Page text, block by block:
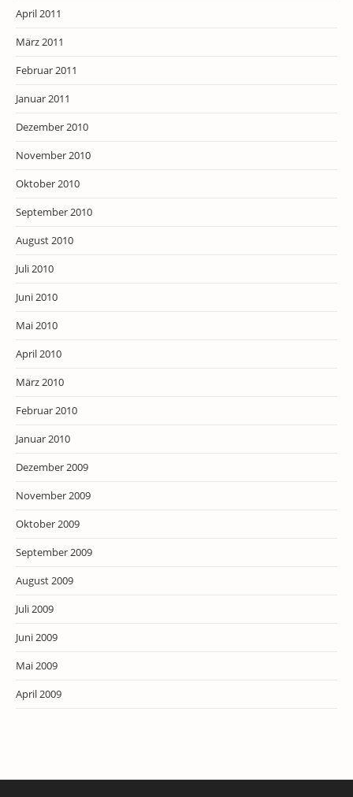
April 2011
März 2011
Februar 2011
Januar 2011
Dezember 2010
November 2010
Oktober 2010
September 2010
August 2010
Juli 2010
Juni 2010
Mai 2010
April 2010
März 2010
Februar 2010
Januar 2010
Dezember 2009
November 2009
Oktober 2009
September 2009
August 2009
Juli 2009
Juni 2009
Mai 2009
April 2009